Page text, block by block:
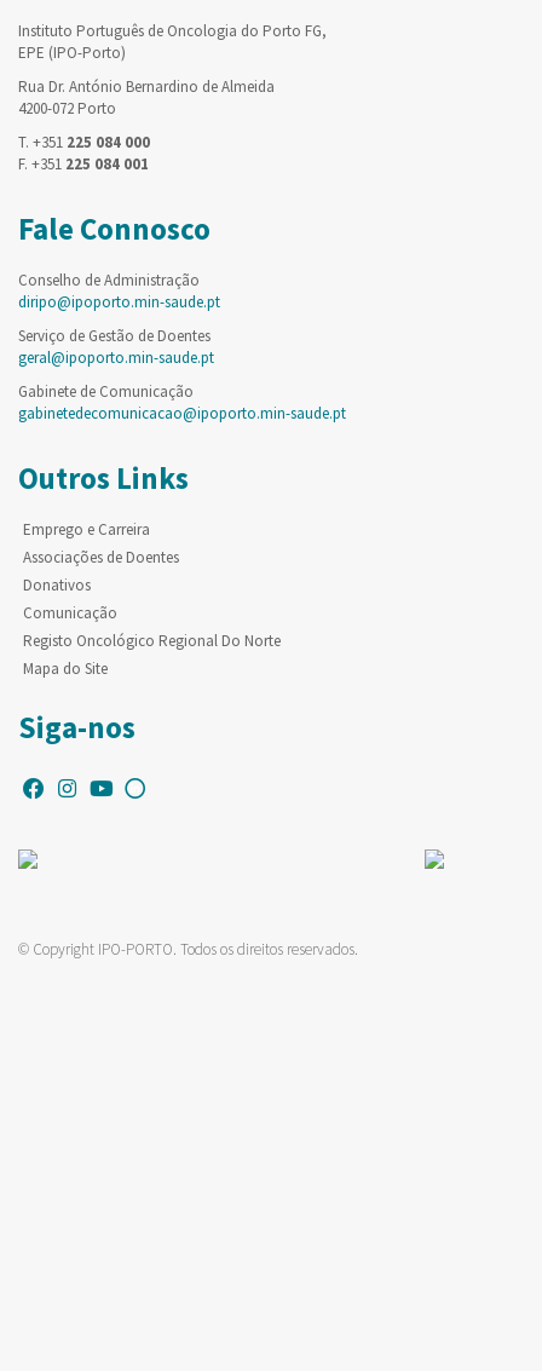
Instituto Português de Oncologia do Porto FG,
EPE (IPO-Porto)
Rua Dr. António Bernardino de Almeida
4200-072 Porto
T. +351 225 084 000
F. +351 225 084 001
Fale Connosco
Conselho de Administração
diripo@ipoporto.min-saude.pt
Serviço de Gestão de Doentes
geral@ipoporto.min-saude.pt
Gabinete de Comunicação
gabinetedecomunicacao@ipoporto.min-saude.pt
Outros Links
Emprego e Carreira
Associações de Doentes
Donativos
Comunicação
Registo Oncológico Regional Do Norte
Mapa do Site
Siga-nos
© Copyright IPO-PORTO. Todos os direitos reservados.